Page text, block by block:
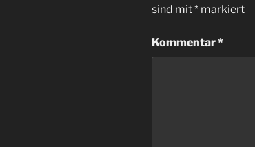
sind mit* markiert
Kommentar*